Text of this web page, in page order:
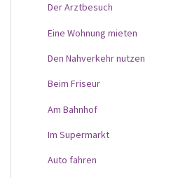
Der Arztbesuch
Eine Wohnung mieten
Den Nahverkehr nutzen
Beim Friseur
Am Bahnhof
Im Supermarkt
Auto fahren